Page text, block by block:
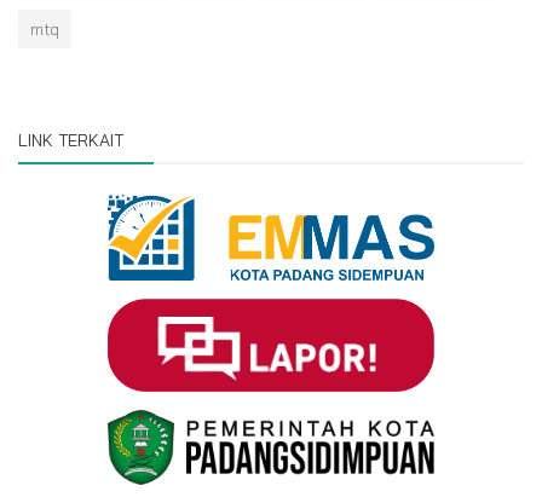
mtq
LINK TERKAIT